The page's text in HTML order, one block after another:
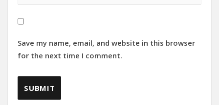
Save my name, email, and website in this browser
for the next time I comment.